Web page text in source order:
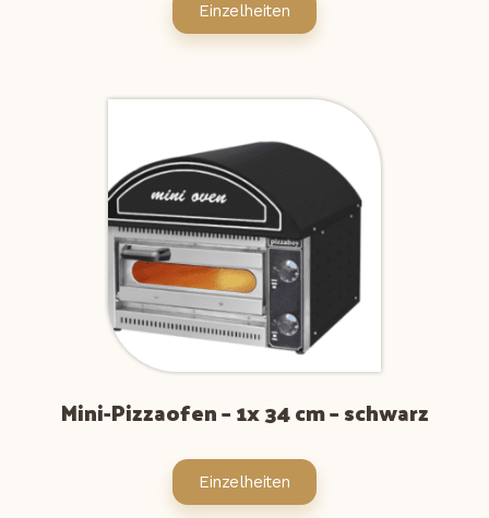
Einzelheiten
Mini-Pizzaofen – 1x 34 cm – schwarz
Einzelheiten